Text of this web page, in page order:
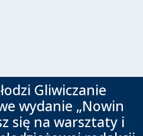
Gliwiczanie
wydanie „Nowin
się na warsztaty i